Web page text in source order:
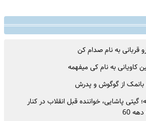
قربانی به نام صدام کن
کاویانی به نام کی میفهمه
از گوگوش و پدرش
پاشایی، خواننده قبل انقلاب در کنار
60